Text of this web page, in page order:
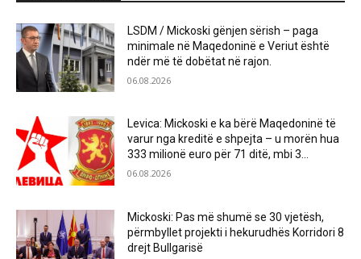
LSDM / Mickoski gënjen sërish – paga
minimale në Maqedoninë e Veriut është
ndër më të dobëtat në rajon.
06.08.2026
Levica: Mickoski e ka bërë Maqedoninë të
varur nga kreditë e shpejta – u morën hua
333 milionë euro për 71 ditë, mbi 3...
06.08.2026
Mickoski: Pas më shumë se 30 vjetësh,
përmbyllet projekti i hekurudhës Korridori 8
drejt Bullgarisë